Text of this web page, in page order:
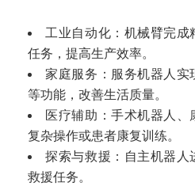
工业自动化：机械臂完
任务，提高生产效率。
家庭服务：服务机器人实
等功能，改善生活质量。
医疗辅助：手术机器人
复杂操作或患者康复训练。
探索与救援：自主机器人
救援任务。